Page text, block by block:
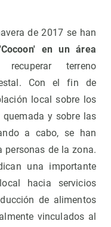
de 2017 se han
en un área
terreno
Con el fin de
local sobre los
y sobre las
a cabo, se han
personas de la zona.
una importante
hacia servicios
de alimentos
vinculados al